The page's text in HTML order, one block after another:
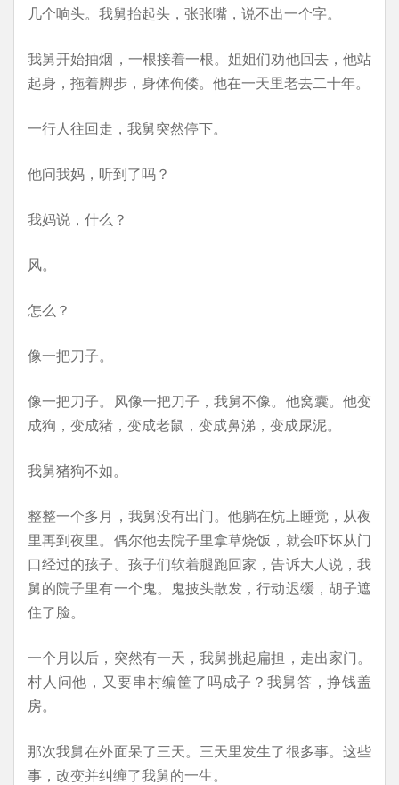
几个响头。我舅抬起头，张张嘴，说不出一个字。
我舅开始抽烟，一根接着一根。姐姐们劝他回去，他站
起身，拖着脚步，身体佝偻。他在一天里老去二十年。
一行人往回走，我舅突然停下。
他问我妈，听到了吗？
我妈说，什么？
风。
怎么？
像一把刀子。
像一把刀子。风像一把刀子，我舅不像。他窝囊。他变
成狗，变成猪，变成老鼠，变成鼻涕，变成尿泥。
我舅猪狗不如。
整整一个多月，我舅没有出门。他躺在炕上睡觉，从夜
里再到夜里。偶尔他去院子里拿草烧饭，就会吓坏从门
口经过的孩子。孩子们软着腿跑回家，告诉大人说，我
舅的院子里有一个鬼。鬼披头散发，行动迟缓，胡子遮
住了脸。
一个月以后，突然有一天，我舅挑起扁担，走出家门。
村人问他，又要串村编筐了吗成子？我舅答，挣钱盖
房。
那次我舅在外面呆了三天。三天里发生了很多事。这些
事，改变并纠缠了我舅的一生。